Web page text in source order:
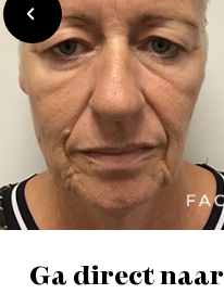
Vorige
Ga direct naar